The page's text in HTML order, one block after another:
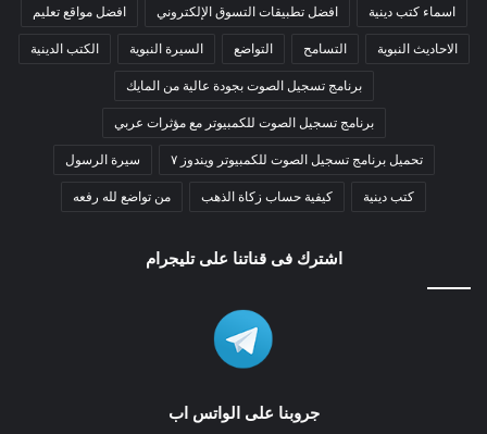
اسماء كتب دينية افضل تطبيقات التسوق الإلكتروني افضل مواقع تعليم
الاحاديث النبوية التسامح التواضع السيرة النبوية الكتب الدينية
برنامج تسجيل الصوت بجودة عالية من المايك
برنامج تسجيل الصوت للكمبيوتر مع مؤثرات عربي
تحميل برنامج تسجيل الصوت للكمبيوتر ويندوز ٧ سيرة الرسول
كتب دينية كيفية حساب زكاة الذهب من تواضع لله رفعه
اشترك فى قناتنا على تليجرام
جروبنا على الواتس اب